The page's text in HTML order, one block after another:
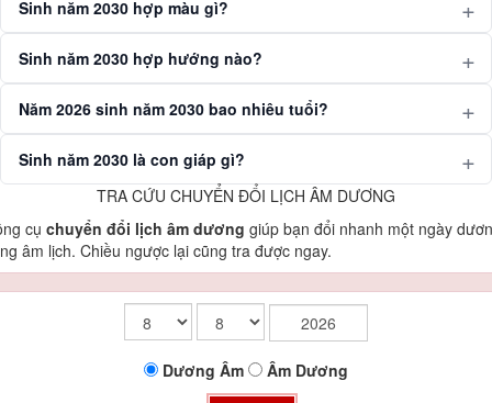
Sinh năm 2030 hợp màu gì?
Sinh năm 2030 hợp hướng nào?
Năm 2026 sinh năm 2030 bao nhiêu tuổi?
Sinh năm 2030 là con giáp gì?
TRA CỨU CHUYỂN ĐỔI LỊCH ÂM DƯƠNG
cụ chuyển đổi lịch âm dương giúp bạn đổi nhanh một ngày
âm lịch. Chiều ngược lại cũng tra được ngay.
Dương Âm Âm Dương